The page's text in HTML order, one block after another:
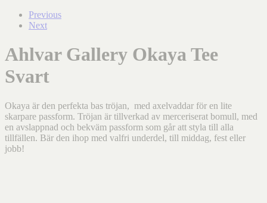
Previous
Next
Ahlvar Gallery Okaya Tee
Svart
Okaya är den perfekta bas tröjan, med axelvaddar för en lite
skarpare passform. Tröjan är tillverkad av merceriserat bomull, med
en avslappnad och bekväm passform som går att styla till alla
tillfällen. Bär den ihop med valfri underdel, till middag, fest eller
jobb!